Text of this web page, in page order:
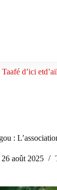
Taafé d’ici
:
26 août 2025